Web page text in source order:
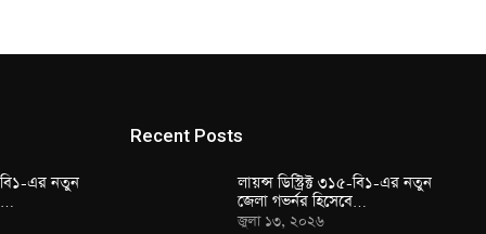
বি১-এর নতুন
Recent Posts
লায়ন্স ডিস্ট্রিক্ট ৩১৫-বি১-এর নতুন
জেলা গভর্নর হিসেবে…
জুলা ১৩, ২০২৬